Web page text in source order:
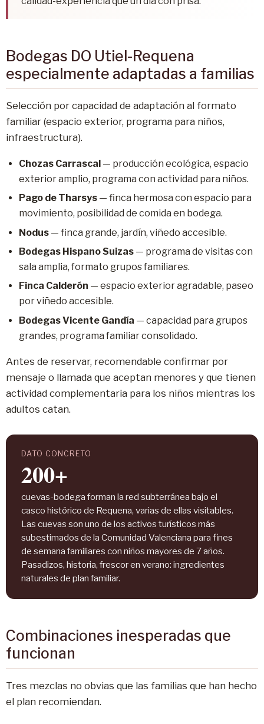
Bodegas DO Utiel-Requena
especialmente adaptadas a familias
Selección por capacidad de adaptación al formato
familiar (espacio exterior, programa para niños,
infraestructura).
Chozas Carrascal — producción ecológica, espacio
exterior amplio, programa con actividad para niños.
Pago de Tharsys — finca hermosa con espacio para
movimiento, posibilidad de comida en bodega.
Nodus — finca grande, jardín, viñedo accesible.
Bodegas Hispano Suizas — programa de visitas con
sala amplia, formato grupos familiares.
Finca Calderón — espacio exterior agradable, paseo
por viñedo accesible.
Bodegas Vicente Gandía — capacidad para grupos
grandes, programa familiar consolidado.
Antes de reservar, recomendable confirmar por
mensaje o llamada que aceptan menores y que tienen
actividad complementaria para los niños mientras los
adultos catan.
DATO CONCRETO
200+
cuevas-bodega forman la red subterránea bajo el
casco histórico de Requena, varias de ellas visitables.
Las cuevas son uno de los activos turísticos más
subestimados de la Comunidad Valenciana para fines
de semana familiares con niños mayores de 7 años.
Pasadizos, historia, frescor en verano: ingredientes
naturales de plan familiar.
Combinaciones inesperadas que
funcionan
Tres mezclas no obvias que las familias que han hecho
el plan recomiendan.